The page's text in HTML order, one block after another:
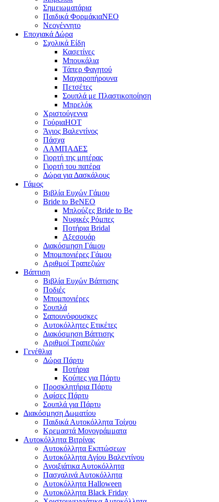
Σημειωματάρια
Παιδικά ΦορμάκιαNEO
Νεογέννητο
Εποχιακά Δώρα
Σχολικά Είδη
Κασετίνες
Μπουκάλια
Τάπερ Φαγητού
Μαχαιροπήρουνα
Πετσέτες
Σουπλά με Πλαστικοποίηση
Μπρελόκ
Χριστούγεννα
ΓούριαHOT
Άγιος Βαλεντίνος
Πάσχα
ΛΑΜΠΑΔΕΣ
Γιορτή της μητέρας
Γιορτή του πατέρα
Δώρα για Δασκάλους
Γάμος
Βιβλία Ευχών Γάμου
Bride to BeNEO
Μπλούζες Bride to Be
Νυφικές Ρόμπες
Ποτήρια Bridal
Αξεσουάρ
Διακόσμηση Γάμου
Μπομπονιέρες Γάμου
Αριθμοί Τραπεζιών
Βάπτιση
Βιβλία Ευχών Βάπτισης
Ποδιές
Μπομπονιέρες
Σουπλά
Σαπουνόφουσκες
Αυτοκόλλητες Ετικέτες
Διακόσμηση Βάπτισης
Αριθμοί Τραπεζιών
Γενέθλια
Δώρα Πάρτυ
Ποτήρια
Κούπες για Πάρτυ
Προσκλητήρια Πάρτυ
Αφίσες Πάρτυ
Σουπλά για Πάρτυ
Διακόσμηση Δωματίου
Παιδικά Αυτοκόλλητα Τοίχου
Κρεμαστά Μονογράμματα
Αυτοκόλλητα Βιτρίνας
Αυτοκόλλητα Εκπτώσεων
Αυτοκόλλητα Αγίου Βαλεντίνου
Ανοιξιάτικα Αυτοκόλλητα
Πασχαλινά Αυτοκόλλητα
Αυτοκόλλητα Halloween
Αυτοκόλλητα Black Friday